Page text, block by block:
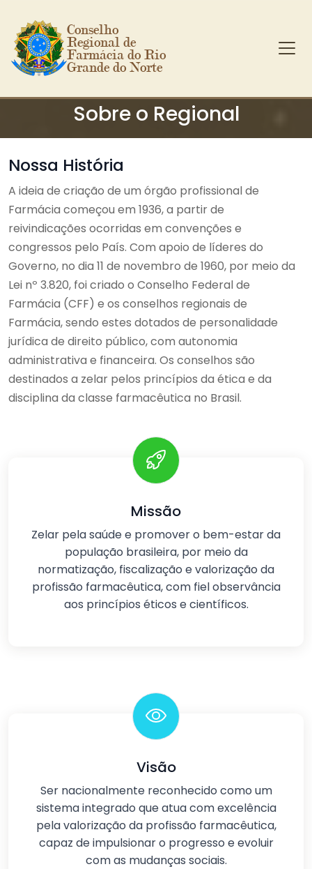
Ir para o conteúdo principal
Conselho
Regional de
Farmácia do Rio
Grande do Norte
Sobre o Regional
Nossa História
A ideia de criação de um órgão profissional de
Farmácia começou em 1936, a partir de
reivindicações ocorridas em convenções e
congressos pelo País. Com apoio de líderes do
Governo, no dia 11 de novembro de 1960, por meio da
Lei nº 3.820, foi criado o Conselho Federal de
Farmácia (CFF) e os conselhos regionais de
Farmácia, sendo estes dotados de personalidade
jurídica de direito público, com autonomia
administrativa e financeira. Os conselhos são
destinados a zelar pelos princípios da ética e da
disciplina da classe farmacêutica no Brasil.
Missão
Zelar pela saúde e promover o bem-estar da
população brasileira, por meio da
normatização, fiscalização e valorização da
profissão farmacêutica, com fiel observância
aos princípios éticos e científicos.
Visão
Ser nacionalmente reconhecido como um
sistema integrado que atua com excelência
pela valorização da profissão farmacêutica,
capaz de impulsionar o progresso e evoluir
com as mudanças sociais.